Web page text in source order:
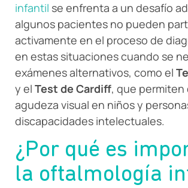
infantil se enfrenta a un desafío
algunos pacientes no pueden
activamente en el proceso de
en estas situaciones cuando se
exámenes alternativos, como el
y el Test de Cardiff, que permiten
agudeza visual en niños y
discapacidades intelectuales.
¿Por qué es
la oftalmología